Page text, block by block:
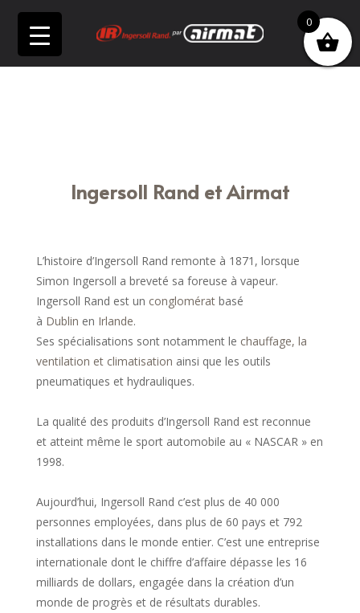
Ingersoll Rand et Airmat
L’histoire d’Ingersoll Rand remonte à 1871, lorsque
Simon Ingersoll a breveté sa foreuse à vapeur.
Ingersoll Rand est un conglomératbasé
à Dublin en Irlande.
Ses spécialisations sont notamment le chauffage, la
ventilation et climatisation ainsi que les outils
pneumatiques et hydrauliques.
La qualité des produits d’Ingersoll Rand est reconnue
et atteint même le sport automobile au « NASCAR » en
1998.
Aujourd’hui, Ingersoll Rand c’est plus de 40 000
personnes employées, dans plus de 60 pays et 792
installations dans le monde entier. C’est une entreprise
internationale dont le chiffre d’affaire dépasse les 16
milliards de dollars, engagée dans la création d’un
monde de progrès et de résultats durables.
0